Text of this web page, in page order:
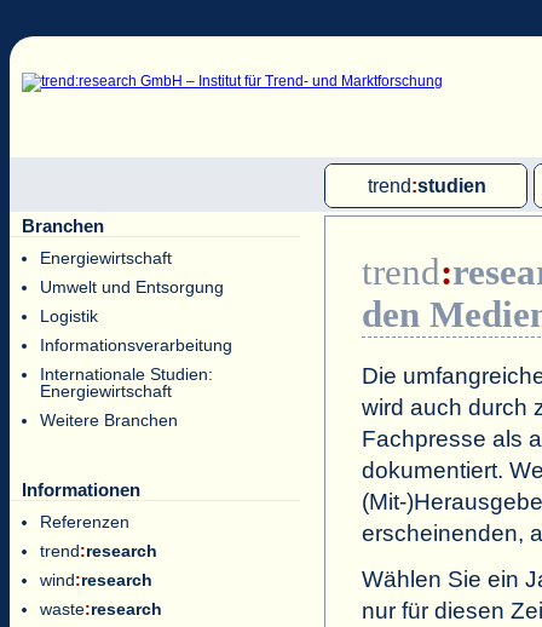
trend:studien
Single-Client-Studien
Internationale Markt Reports
Branchen
Energiewirtschaft
Umwelt und Entsorgung
Logistik
Informationsverarbeitung
Internationale Studien:
Energiewirtschaft
Weitere Branchen
Informationen
Referenzen
trend:research
wind:research
waste:research
trend:
den
Die
wird auch durch
Fachpresse als
dokumentiert.
(Mit-
erscheinenden,
Wählen Sie ein
nur für diesen